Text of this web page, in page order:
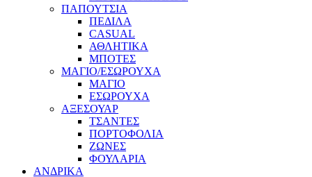
ΠΑΠΟΥΤΣΙΑ
ΠΕΔΙΛΑ
CASUAL
ΑΘΛΗΤΙΚΑ
ΜΠΟΤΕΣ
ΜΑΓΙΟ/ΕΣΩΡΟΥΧΑ
ΜΑΓΙΟ
ΕΣΩΡΟΥΧΑ
ΑΞΕΣΟΥΑΡ
ΤΣΑΝΤΕΣ
ΠΟΡΤΟΦΟΛΙΑ
ΖΩΝΕΣ
ΦΟΥΛΑΡΙΑ
ΑΝΔΡΙΚΑ